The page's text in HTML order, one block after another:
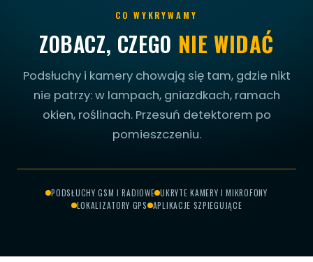
CO WYKRYWAMY
ZOBACZ, CZEGO NIE WIDAĆ
Podsłuchy i kamery chowają się tam, gdzie nikt
nie patrzy: w lampach, gniazdkach, ramach
okien, roślinach. Przesuń detektorem po
pomieszczeniu.
PODSŁUCHY GSM I RADIOWE UKRYTE KAMERY I MIKROFONY
LOKALIZATORY GPS APLIKACJE SZPIEGUJĄCE